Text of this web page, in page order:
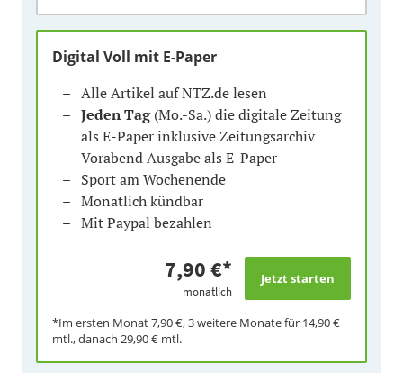
Digital Voll mit E-Paper
Alle Artikel auf NTZ.de lesen
Jeden Tag(Mo.-Sa.) die digitale Zeitung
als E-Paper inklusive Zeitungsarchiv
Vorabend Ausgabe als E-Paper
Sport am Wochenende
Monatlich kündbar
Mit Paypal bezahlen
7,90 €*
monatlich
*Im ersten Monat7,90 €, 3 weitere Monate für 14,90 €
mtl., danach 29,90 € mtl.